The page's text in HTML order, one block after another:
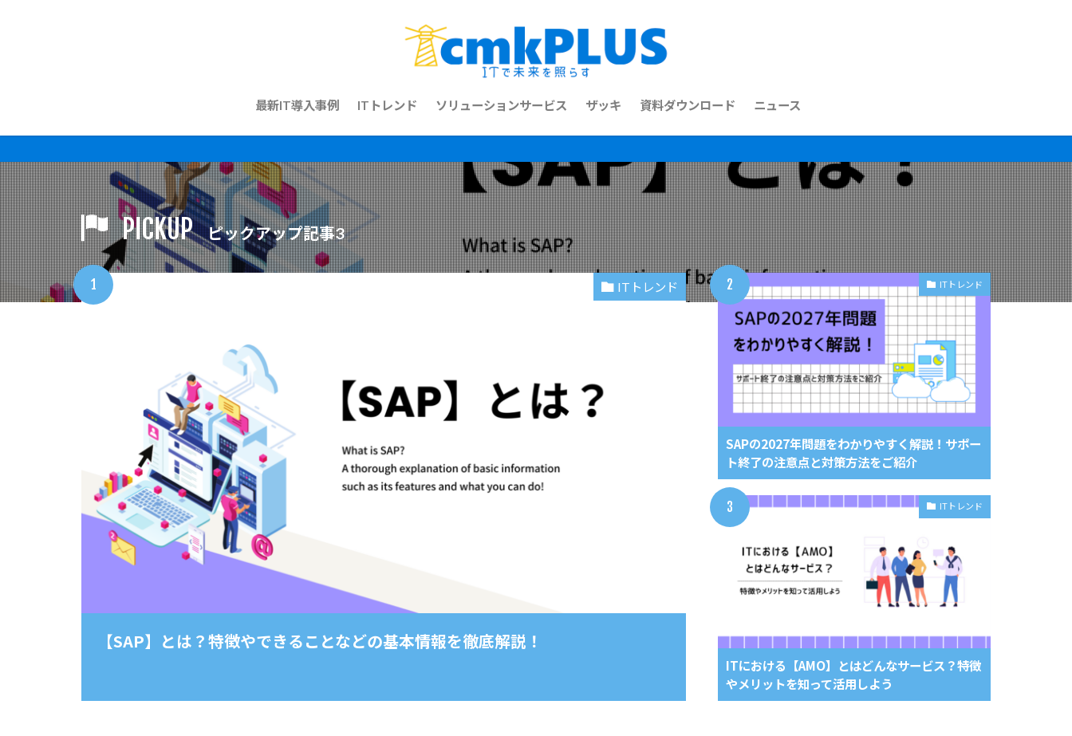
最新IT導入事例 ITトレンド ソリューションサービス ザッキ 資料ダウンロード ニュース
PICKUP ピックアップ記事3
ITトレンド
【SAP】とは？特徴やできることなどの基本情報を徹底解説！
ITトレンド
SAPの2027年問題をわかりやすく解説！サポー
ト終了の注意点と対策方法をご紹介
ITトレンド
ITにおける【AMO】とはどんなサービス？特徴
やメリットを知って活用しよう